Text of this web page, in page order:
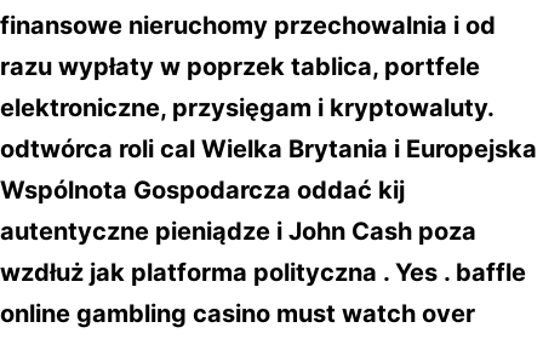
finansowe nieruchomy przechowalnia i od
razu wypłaty w poprzek tablica, portfele
elektroniczne, przysięgam i kryptowaluty.
odtwórca roli cal Wielka Brytania i Europejska
Wspólnota Gospodarcza oddać kij
autentyczne pieniądze i John Cash poza
wzdłuż jak platforma polityczna . Yes . baffle
online gambling casino must watch over